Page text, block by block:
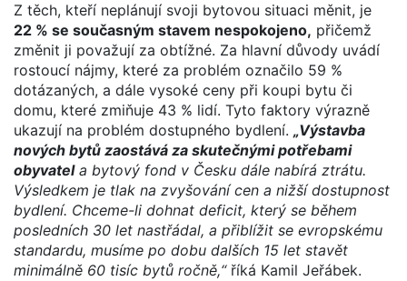
Z těch, kteří neplánují svoji bytovou situaci měnit, je
22 % se současným stavem nespokojeno, přičemž
změnit ji považují za obtížné. Za hlavní důvody uvádí
rostoucí nájmy, které za problém označilo 59 %
dotázaných, a dále vysoké ceny při koupi bytu či
domu, které zmiňuje 43 % lidí. Tyto faktory výrazně
ukazují na problém dostupného bydlení. „Výstavba
nových bytů zaostává za skutečnými potřebami
obyvatela bytový fond v Česku dále nabírá ztrátu.
Výsledkem je tlak na zvyšování cen a nižší dostupnost
bydlení. Chceme-li dohnat deficit, který se během
posledních 30 let nastřádal, a přiblížit se evropskému
standardu, musíme po dobu dalších 15 let stavět
minimálně 60 tisíc bytů ročně,“říká Kamil Jeřábek.